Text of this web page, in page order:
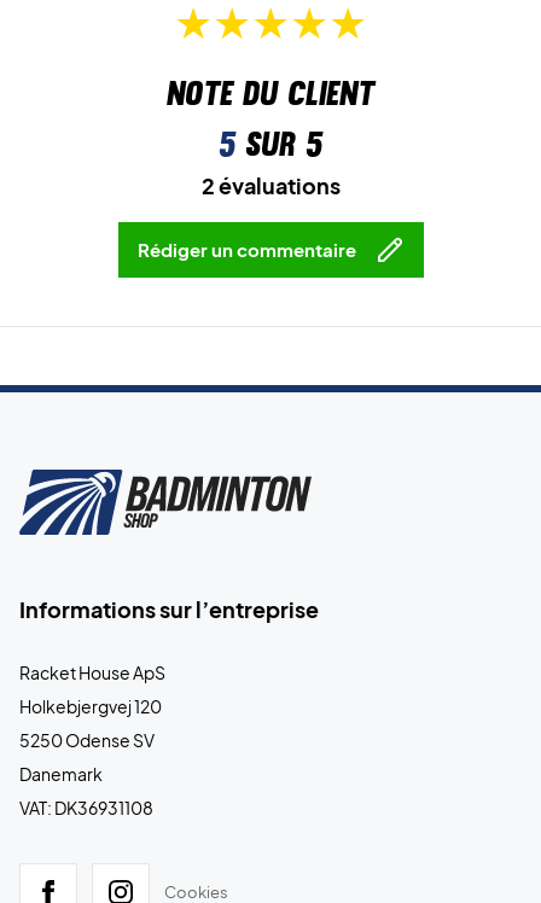
Note du client
5sur 5
2 évaluations
Rédiger un commentaire
Informations sur l’entreprise
Racket House ApS
Holkebjergvej 120
5250 Odense SV
Danemark
VAT: DK36931108
Cookies